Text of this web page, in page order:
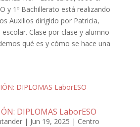
y 1º Bachillerato está realizando
Auxilios dirigido por Patricia,
Clase por clase y alumno
qué es y cómo se hace una
DIPLOMAS LaborESO
| Jun 19, 2025 | Centro